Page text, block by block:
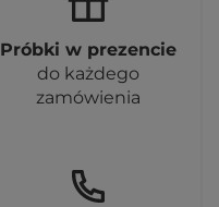
Próbki w prezencie
do każdego
zamówienia